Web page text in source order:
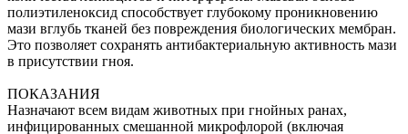
полиэтиленоксид способствует глубокому проникновению
мази вглубь тканей без повреждения биологических мембран.
Это позволяет сохранять антибактериальную активность мази
в присутствии гноя.
ПОКАЗАНИЯ
Назначают всем видам животных при гнойных ранах,
инфицированных смешанной микрофлорой (включая